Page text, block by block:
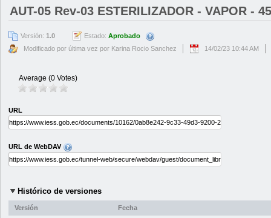
AUT-05 Rev-03 ESTERILIZADOR - VAPOR -
Versión: 1.0 Estado: Aprobado
Modificado por última vez por Karina Rocio Sanchez
14/02/23 10:44 AM
Average (0 Votes)
URL
URL de WebDAV
Histórico de versiones
Versión Fecha